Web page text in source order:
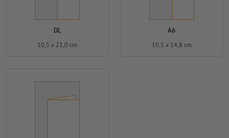
DL
10,5 x 21,0 cm
A6
10,5 x 14,8 cm